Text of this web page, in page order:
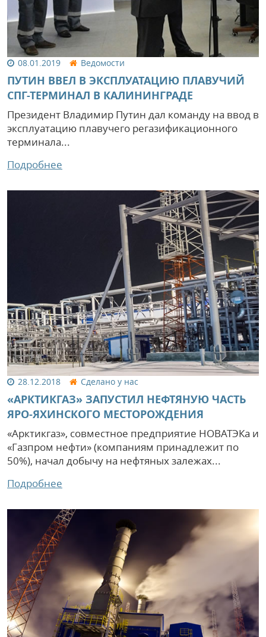
08.01.2019 Ведомости
ПУТИН ВВЕЛ В ЭКСПЛУАТАЦИЮ ПЛАВУЧИЙ
СПГ-ТЕРМИНАЛ В КАЛИНИНГРАДЕ
Президент Владимир Путин дал команду на ввод в
эксплуатацию плавучего регазификационного
терминала...
Подробнее
28.12.2018 Сделано у нас
«АРКТИКГАЗ» ЗАПУСТИЛ НЕФТЯНУЮ ЧАСТЬ
ЯРО-ЯХИНСКОГО МЕСТОРОЖДЕНИЯ
«Арктикгаз», совместное предприятие НОВАТЭКа и
«Газпром нефти» (компаниям принадлежит по
50%), начал добычу на нефтяных залежах...
Подробнее